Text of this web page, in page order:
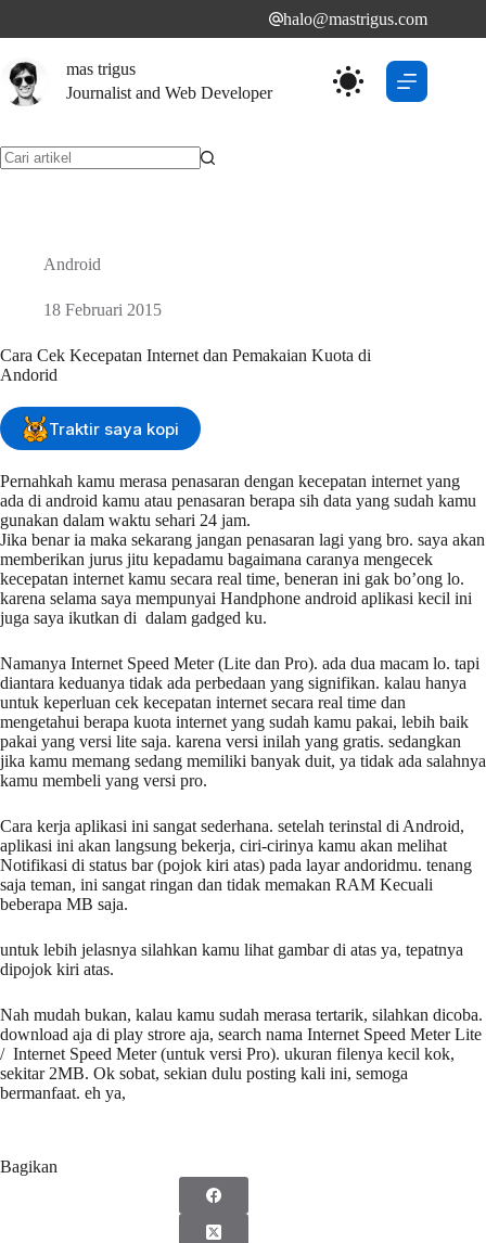
halo@mastrigus.com
mas trigus
Journalist and Web Developer
Android
18 Februari 2015
Cara Cek Kecepatan Internet dan Pemakaian Kuota di
Andorid
Traktir saya kopi
Pernahkah kamu merasa penasaran dengan kecepatan internet yang
ada di android kamu atau penasaran berapa sih data yang sudah kamu
gunakan dalam waktu sehari 24 jam.
Jika benar ia maka sekarang jangan penasaran lagi yang bro. saya akan
memberikan jurus jitu kepadamu bagaimana caranya mengecek
kecepatan internet kamu secara real time, beneran ini gak bo’ong lo.
karena selama saya mempunyai Handphone android aplikasi kecil ini
juga saya ikutkan di dalam gadged ku.
Namanya Internet Speed Meter (Lite dan Pro). ada dua macam lo. tapi
diantara keduanya tidak ada perbedaan yang signifikan. kalau hanya
untuk keperluan cek kecepatan internet secara real time dan
mengetahui berapa kuota internet yang sudah kamu pakai, lebih baik
pakai yang versi lite saja. karena versi inilah yang gratis. sedangkan
jika kamu memang sedang memiliki banyak duit, ya tidak ada salahnya
kamu membeli yang versi pro.
Cara kerja aplikasi ini sangat sederhana. setelah terinstal di Android,
aplikasi ini akan langsung bekerja, ciri-cirinya kamu akan melihat
Notifikasi di status bar (pojok kiri atas) pada layar andoridmu. tenang
saja teman, ini sangat ringan dan tidak memakan RAM Kecuali
beberapa MB saja.
untuk lebih jelasnya silahkan kamu lihat gambar di atas ya, tepatnya
dipojok kiri atas.
Nah mudah bukan, kalau kamu sudah merasa tertarik, silahkan dicoba.
download aja di play strore aja, search nama Internet Speed Meter Lite
/ Internet Speed Meter (untuk versi Pro). ukuran filenya kecil kok,
sekitar 2MB. Ok sobat, sekian dulu posting kali ini, semoga
bermanfaat. eh ya,
Bagikan